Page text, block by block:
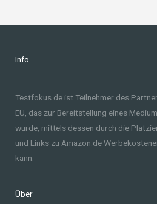
Info
Testfokus.de ist Teilnehmer des
EU, das zur Bereitstellung eines
wurde, mittels dessen durch die
und Links zu Amazon.de
kann.
Über